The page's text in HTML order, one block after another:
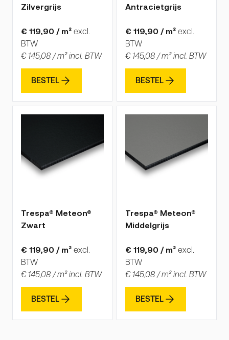
Zilvergrijs
€ 119,90 / m² excl.
BTW
€ 145,08 / m² incl. BTW
BESTEL
Antracietgrijs
€ 119,90 / m² excl.
BTW
€ 145,08 / m² incl. BTW
BESTEL
Trespa® Meteon®
Zwart
De prijs is afhankelijk van de gekozen opties op de
€ 119,90 / m² excl.
BTW
€ 145,08 / m² incl. BTW
BESTEL
Trespa® Meteon®
Middelgrijs
De prijs is afhankelijk van
€ 119,90 / m² excl.
BTW
€ 145,08 / m² incl. BTW
BESTEL